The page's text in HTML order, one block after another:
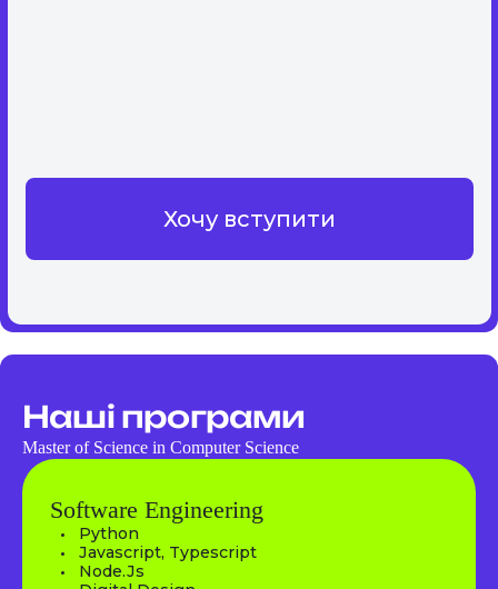
Хочу вступити
Наші програми
Master of Science in Computer Science
Software Engineering
Python
Javascript, Typescript
Node.Js